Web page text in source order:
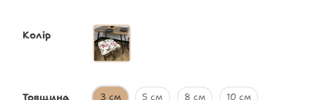
Колір
Товщина 3 см 5 см 8 см 10 см